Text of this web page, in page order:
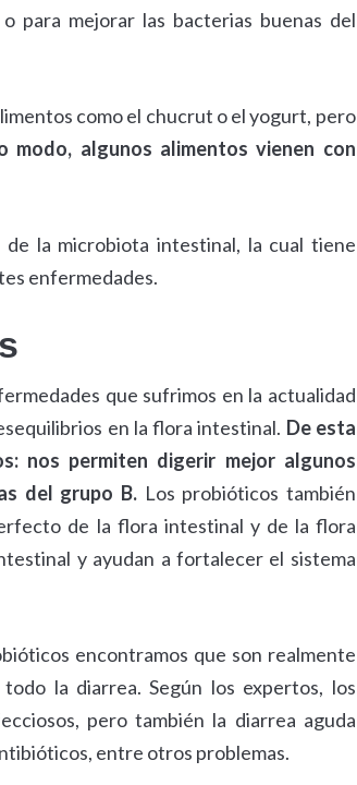
para mejorar las bacterias buenas del
como el chucrut o el yogurt, pero
modo, algunos alimentos vienen con
la microbiota intestinal, la cual tiene
enfermedades.
que sufrimos en la actualidad
en la flora intestinal. De esta
nos permiten digerir mejor algunos
del grupo B.Los probióticos también
de la flora intestinal y de la flora
y ayudan a fortalecer el sistema
encontramos que son realmente
la diarrea. Según los expertos, los
pero también la diarrea aguda
entre otros problemas.